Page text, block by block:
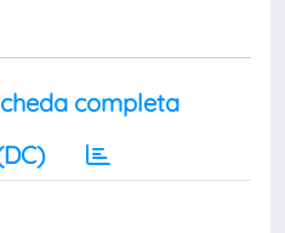
completa